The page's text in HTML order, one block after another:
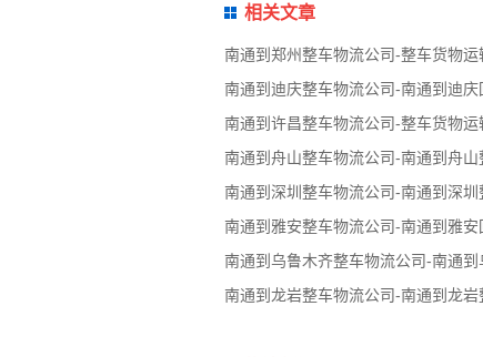
相关文章
南通到郑州整车物流公司-整车货物运
南通到迪庆整车物流公司-南通到迪
南通到许昌整车物流公司-整车货物运
南通到舟山整车物流公司-南通到舟山
南通到深圳整车物流公司-南通到深圳
南通到雅安整车物流公司-南通到雅
南通到乌鲁木齐整车物流公司-南通
南通到龙岩整车物流公司-南通到龙岩